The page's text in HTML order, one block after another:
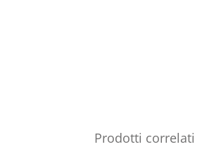
Prodotti correlati